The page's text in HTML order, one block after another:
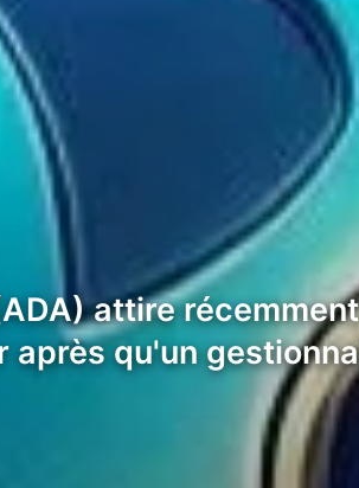
attire
après qu'un